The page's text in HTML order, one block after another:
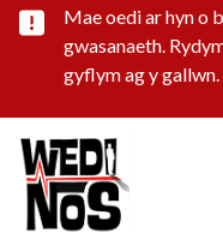
Rhybudd
Mae oedi ar hyn o
gwasanaeth.
gyflym ag y gallwn.